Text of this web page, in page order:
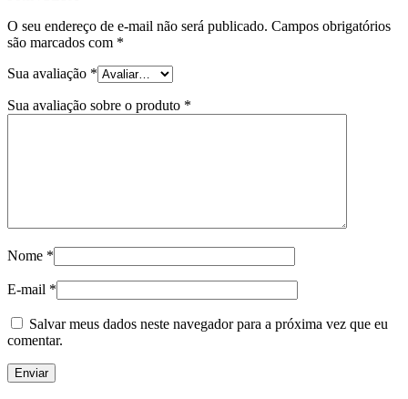
O seu endereço de e-mail não será publicado. Campos obrigatórios
são marcados com *
Sua avaliação *
Sua avaliação sobre o produto *
Nome *
E-mail *
Salvar meus dados neste navegador para a próxima vez que eu
comentar.